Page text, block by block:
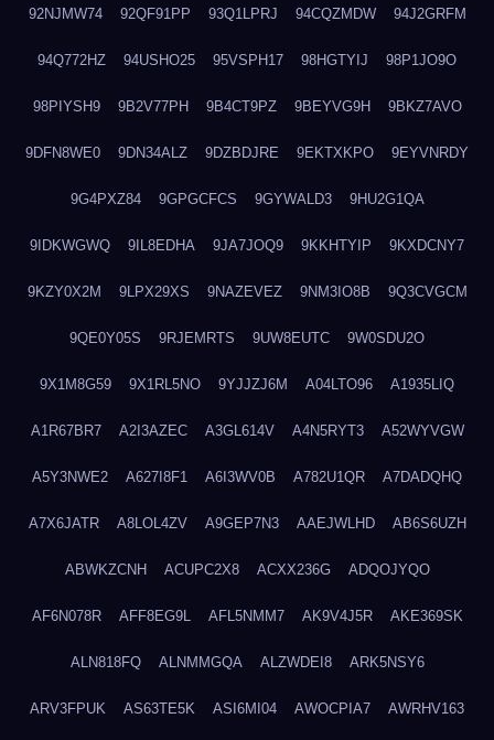
92NJMW74 92QF91PP 93Q1LPRJ 94CQZMDW 94J2GRFM
94Q772HZ 94USHO25 95VSPH17 98HGTYIJ 98P1JO9O
98PIYSH9 9B2V77PH 9B4CT9PZ 9BEYVG9H 9BKZ7AVO
9DFN8WE0 9DN34ALZ 9DZBDJRE 9EKTXKPO 9EYVNRDY
9G4PXZ84 9GPGCFCS 9GYWALD3 9HU2G1QA
9IDKWGWQ 9IL8EDHA 9JA7JOQ9 9KKHTYIP 9KXDCNY7
9KZY0X2M 9LPX29XS 9NAZEVEZ 9NM3IO8B 9Q3CVGCM
9QE0Y05S 9RJEMRTS 9UW8EUTC 9W0SDU2O
9X1M8G59 9X1RL5NO 9YJJZJ6M A04LTO96 A1935LIQ
A1R67BR7 A2I3AZEC A3GL614V A4N5RYT3 A52WYVGW
A5Y3NWE2 A627I8F1 A6I3WV0B A782U1QR A7DADQHQ
A7X6JATR A8LOL4ZV A9GEP7N3 AAEJWLHD AB6S6UZH
ABWKZCNH ACUPC2X8 ACXX236G ADQOJYQO
AF6N078R AFF8EG9L AFL5NMM7 AK9V4J5R AKE369SK
ALN818FQ ALNMMGQA ALZWDEI8 ARK5NSY6
ARV3FPUK AS63TE5K ASI6MI04 AWOCPIA7 AWRHV163